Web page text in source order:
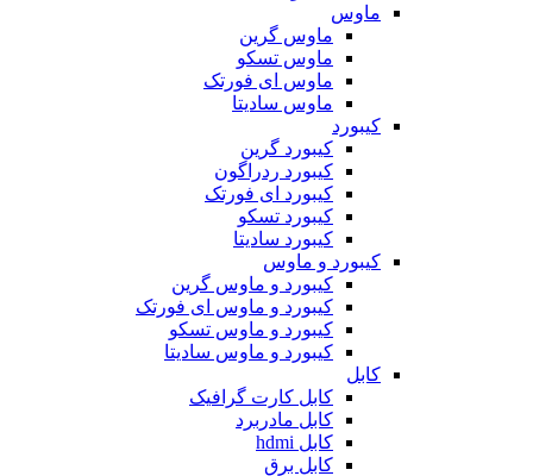
ماوس
ماوس گرین
ماوس تسکو
ماوس ای فورتک
ماوس سادیتا
کیبورد
کیبورد گرین
کیبورد ردراگون
کیبورد ای فورتک
کیبورد تسکو
کیبورد سادیتا
کیبورد و ماوس
کیبورد و ماوس گرین
کیبورد و ماوس ای فورتک
کیبورد و ماوس تسکو
کیبورد و ماوس سادیتا
کابل
کابل کارت گرافیک
کابل مادربرد
کابل hdmi
کابل برق